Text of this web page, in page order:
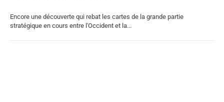
Encore une découverte qui rebat les cartes de la grande partie
stratégique en cours entre l'Occident et la...